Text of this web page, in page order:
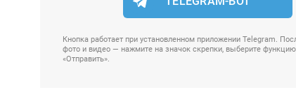
Кнопка работает при установленном приложении Telegram.
фото и видео — нажмите на значок скрепки, выберите
«Отправить».